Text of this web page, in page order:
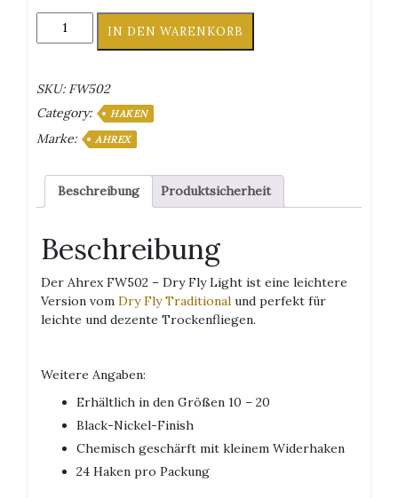
Ahrex
FW502
Fly
Light
Menge
IN DEN WARENKORB
SKU: FW502
Category:
HAKEN
Marke: AHREX
Beschreibung Produktsicherheit
Beschreibung
Der Ahrex FW502 – Dry Fly Light ist eine leichtere
Version vom Dry Fly Traditional und perfekt für
leichte und dezente Trockenfliegen.
Weitere Angaben:
Erhältlich in den Größen 10 – 20
Black-Nickel-Finish
Chemisch geschärft mit kleinem Widerhaken
24 Haken pro Packung